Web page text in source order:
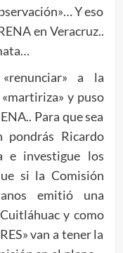
Y eso
en Veracruz..
a la
y puso
Para que sea
pondrás Ricardo
e investigue los
si la Comisión
emitió una
y como
van a tener la